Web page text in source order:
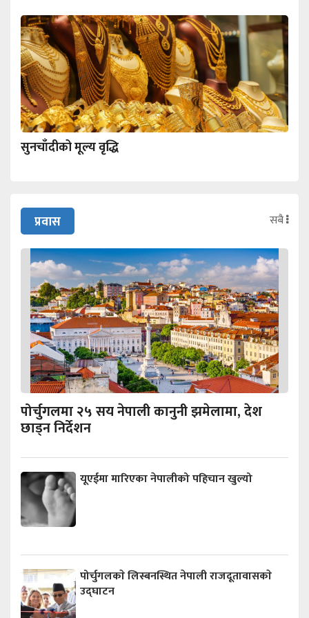
सुनचाँदीको मूल्य वृद्धि
प्रवास सबै
पोर्चुगलमा २५ सय नेपाली कानुनी झमेलामा, देश
छाड्न निर्देशन
यूएईमा मारिएका नेपालीको पहिचान खुल्यो
पोर्चुगलकाे लिस्बनस्थित नेपाली राजदूतावासकाे
उद्घाटन